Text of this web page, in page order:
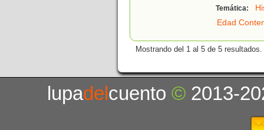
Temática:
Edad
Mostrando del 1 al 5 de 5 resultados.
lupadelcuento© 2013-